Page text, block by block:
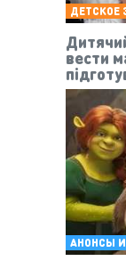
ДЕТСКОЕ
вести
АНОНСЫ